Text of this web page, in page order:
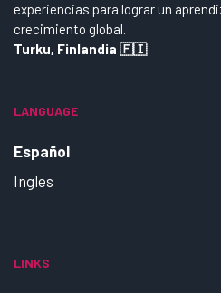
experiencias para lograr un
crecimiento global.
Turku, Finlandia 🇫🇮
LANGUAGE
Español
Ingles
LINKS